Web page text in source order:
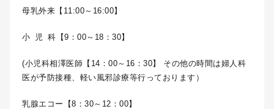
母乳外来【11:00～16:00】
小 児 科【9：00～18：30】
(小児科相澤医師【14：00～16：30】 その他の時間は婦人科
医が予防接種、軽い風邪診療等行っております）
乳腺エコー【8：30～12：00】